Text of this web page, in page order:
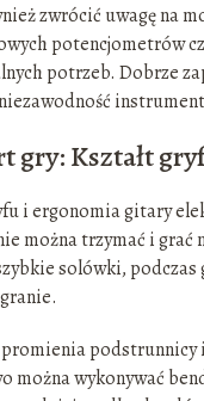
zwrócić uwagę na
potencjometrów
potrzeb. Dobrze
gry: Kształt
i ergonomia gitary
można trzymać i
solówki,
podstrunnicy
można wykonywać